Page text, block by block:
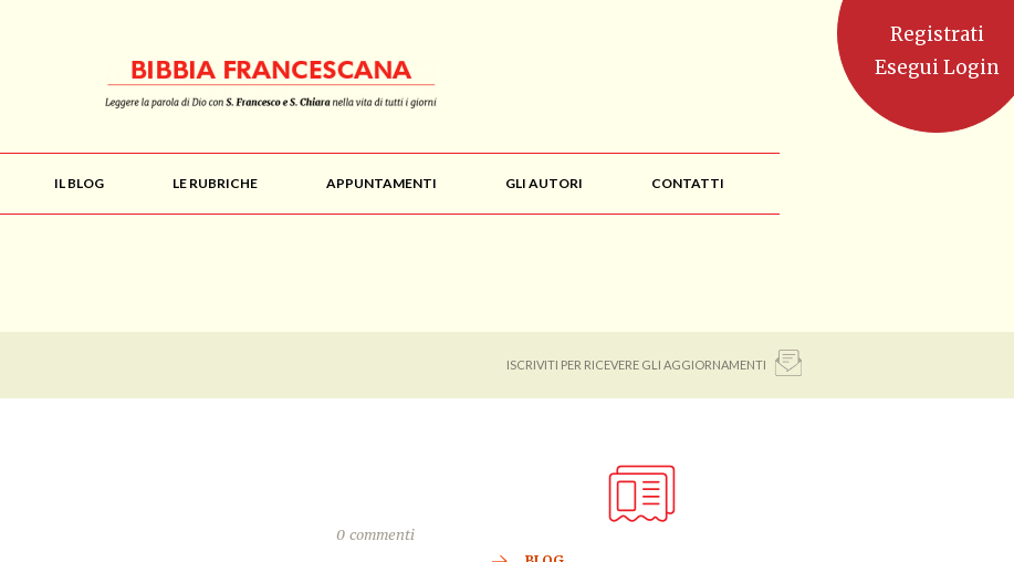
IL BLOG LE RUBRICHE APPUNTAMENTI GLI AUTORI CONTATTI
ISCRIVITI PER RICEVERE GLI AGGIORNAMENTI
0 commenti
Registrati
Esegui Login